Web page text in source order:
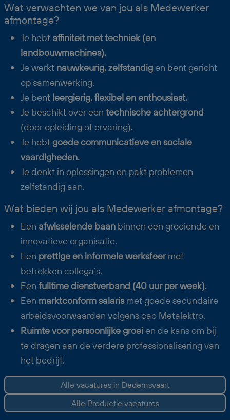
Wat verwachten we van jou als Medewerker
afmontage?
Je hebt affiniteit met techniek (en
landbouwmachines).
Je werkt nauwkeurig, zelfstandigen bent gericht
op samenwerking.
Je bent leergierig, flexibel en enthousiast.
Je beschikt over een technische achtergrond
(door opleiding of ervaring).
Je hebtgoede communicatieve en sociale
vaardigheden.
Je denkt in oplossingen en pakt problemen
zelfstandig aan.
Wat bieden wij jou als Medewerker afmontage?
Een afwisselende baan binnen een groeiende en
innovatieve organisatie.
Een prettige en informele werksfeermet
betrokken collega’s.
Een fulltime dienstverband (40 uur per week).
Een marktconform salarismet goede secundaire
arbeidsvoorwaarden volgens cao Metalektro.
Ruimte voor persoonlijke groeien de kans om bij
te dragen aan de verdere professionalisering van
het bedrijf.
Alle vacatures in Dedemsvaart
Alle Productie vacatures